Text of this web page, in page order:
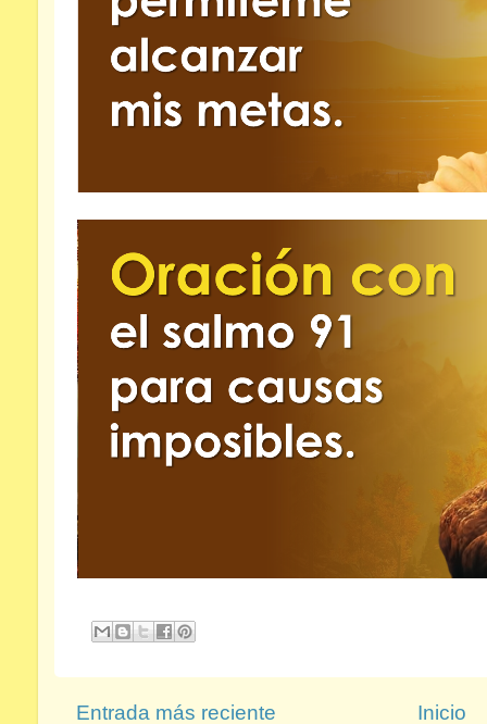
Entrada más reciente
Inicio